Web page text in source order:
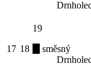
17 18
19
směsný